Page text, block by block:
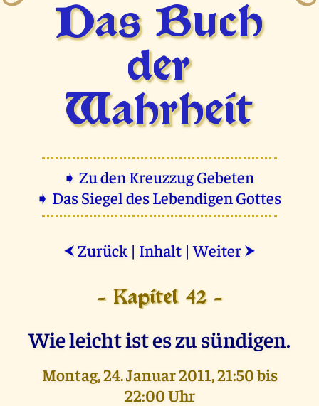
Das Buch
der
Wahrheit
➧ Zu den Kreuzzug Gebeten
➧ Das Siegel des Lebendigen Gottes
⮜ Zurück | Inhalt |Weiter ⮞
- Kapitel 42 -
Wie leicht ist es zu sündigen.
Montag, 24. Januar 2011, 21:50 bis
22:00 Uhr